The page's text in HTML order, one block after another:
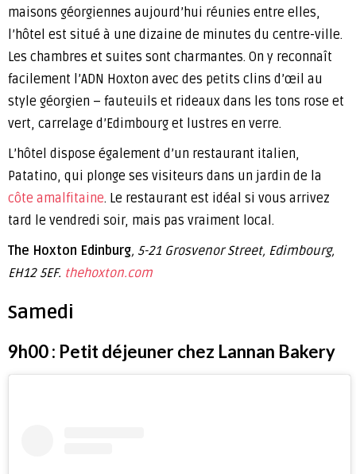
maisons géorgiennes aujourd’hui réunies entre elles,
l’hôtel est situé à une dizaine de minutes du centre-ville.
Les chambres et suites sont charmantes. On y reconnaît
facilement l’ADN Hoxton avec des petits clins d’œil au
style géorgien – fauteuils et rideaux dans les tons rose et
vert, carrelage d’Edimbourg et lustres en verre.
L’hôtel dispose également d’un restaurant italien,
Patatino, qui plonge ses visiteurs dans un jardin de la
côte amalfitaine. Le restaurant est idéal si vous arrivez
tard le vendredi soir, mais pas vraiment local.
The Hoxton Edinburg, 5-21 Grosvenor Street, Edimbourg,
EH12 5EF. thehoxton.com
Samedi
9h00 : Petit déjeuner chez Lannan Bakery